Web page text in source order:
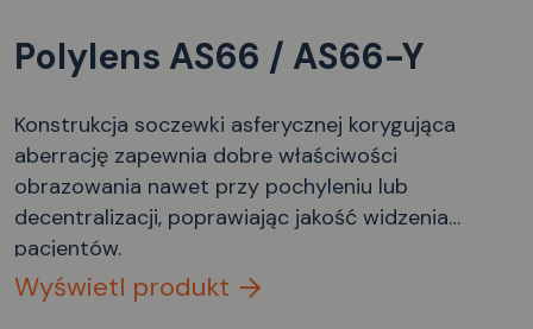
Polylens AS66 / AS66-Y
Konstrukcja soczewki asferycznej korygująca
aberrację zapewnia dobre właściwości
obrazowania nawet przy pochyleniu lub
decentralizacji, poprawiając jakość widzenia
pacjentów.
Wyświetl produkt